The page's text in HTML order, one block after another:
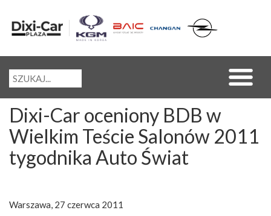
Dixi-Car oceniony BDB w
Wielkim Teście Salonów 2011
tygodnika Auto Świat
Warszawa, 27 czerwca 2011